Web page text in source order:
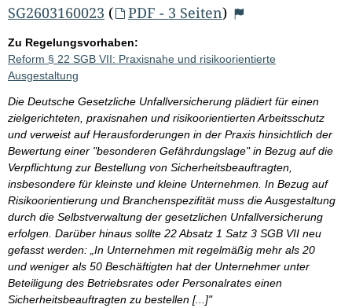
SG2603160023 ( PDF - 3 Seiten)
Zu Regelungsvorhaben:
Reform § 22 SGB VII: Praxisnahe und risikoorientierte
Ausgestaltung
Die Deutsche Gesetzliche Unfallversicherung plädiert für einen
zielgerichteten, praxisnahen und risikoorientierten Arbeitsschutz
und verweist auf Herausforderungen in der Praxis hinsichtlich der
Bewertung einer "besonderen Gefährdungslage" in Bezug auf die
Verpflichtung zur Bestellung von Sicherheitsbeauftragten,
insbesondere für kleinste und kleine Unternehmen. In Bezug auf
Risikoorientierung und Branchenspezifität muss die Ausgestaltung
durch die Selbstverwaltung der gesetzlichen Unfallversicherung
erfolgen. Darüber hinaus sollte 22 Absatz 1 Satz 3 SGB VII neu
gefasst werden: „In Unternehmen mit regelmäßig mehr als 20
und weniger als 50 Beschäftigten hat der Unternehmer unter
Beteiligung des Betriebsrates oder Personalrates einen
Sicherheitsbeauftragten zu bestellen [...]"